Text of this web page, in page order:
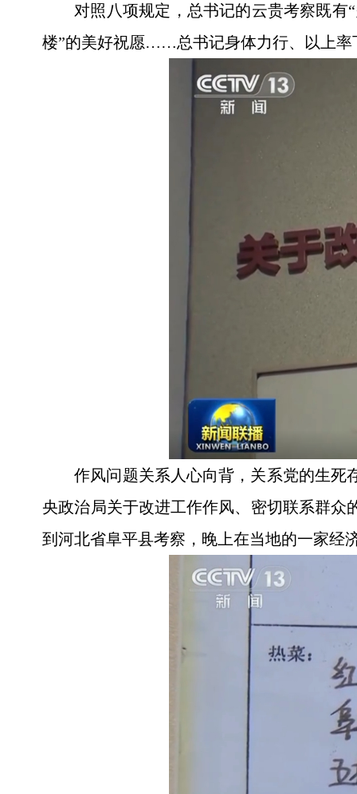
对照八项规定，总书记的云贵考察既有
楼”的美好祝愿……总书记身体力行、以上率
作风问题关系人心向背，关系党的生死
央政治局关于改进工作作风、密切联系群众
到河北省阜平县考察，晚上在当地的一家经